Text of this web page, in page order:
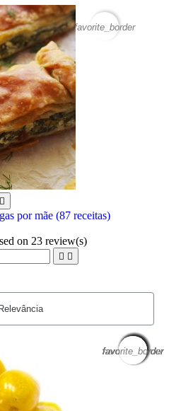
favorite_border

por mãe (87 receitas)
on 23 review(s)
 
favorite_border
favorite_border
favorite_border
favorite_border
favorite_border
favorite_border
favorite_border
favorite_border
favorite_border
favorite_border
favorite_border
favorite_border